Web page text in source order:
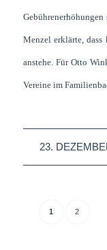
Menzel erklärte, dass
anstehe. Für Otto
Vereine im
23. /
1 2